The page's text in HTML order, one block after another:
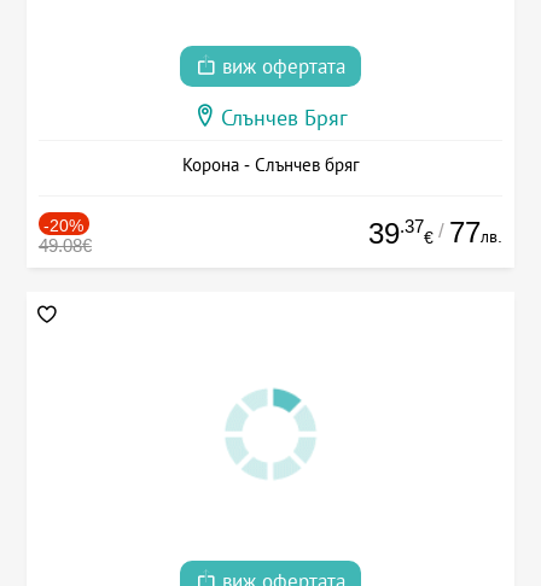
виж офертата
Слънчев Бряг
Корона - Слънчев бряг
-20%
49.08€ 39.37
€ / 77лв.
виж офертата